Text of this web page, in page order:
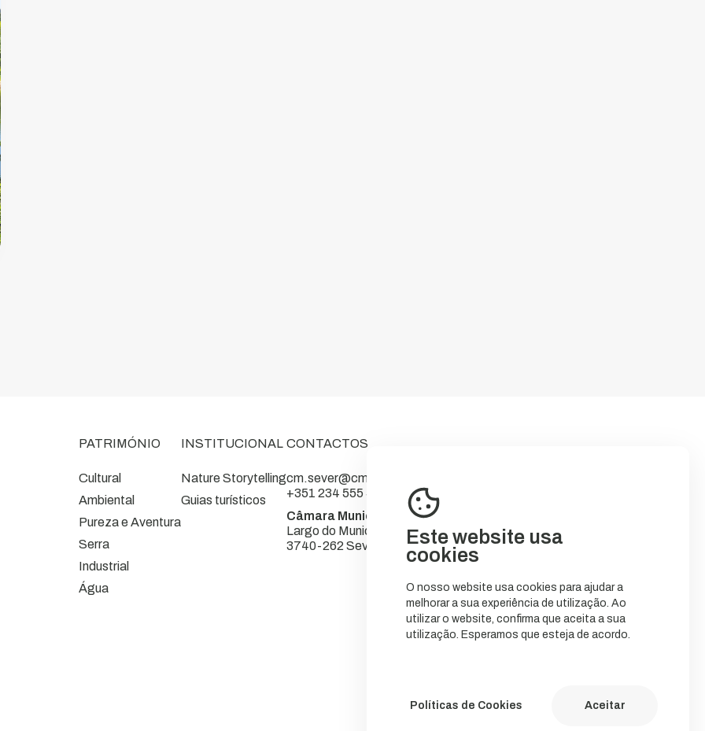
Este website usa
cookies
O nosso website usa cookies para ajudar a
melhorar a sua experiência de utilização. Ao
utilizar o website, confirma que aceita a sua
utilização. Esperamos que esteja de acordo.
Políticas de Cookies Aceitar
PATRIMÓNIO
Cultural
Ambiental
Pureza e Aventura
Serra
Industrial
Água
INSTITUCIONAL
Nature Storytelling
Guias turísticos
CONTACTOS
cm.sever@cm-sever.pt
+351 234 555 566
Câmara Municipal de Sever do Vouga
Largo do Município
3740-262 Sever do Vouga